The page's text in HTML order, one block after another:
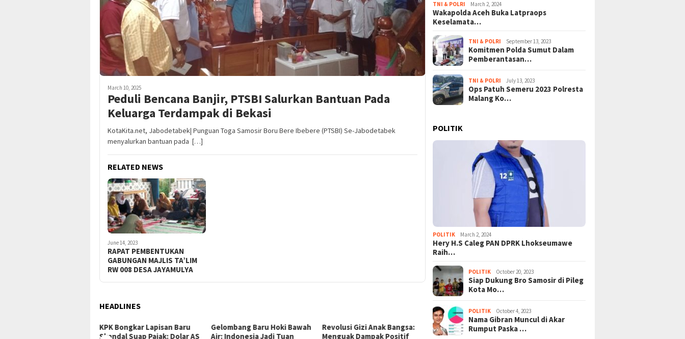
March 10, 2025
Peduli Bencana Banjir, PTSBI Salurkan Bantuan Pada
Keluarga Terdampak di Bekasi
KotaKita.net, Jabodetabek| Punguan Toga Samosir Boru Bere Ibebere (PTSBI) Se-Jabodetabek
menyalurkan bantuan pada […]
RELATED NEWS
June 14, 2023
RAPAT PEMBENTUKAN
GABUNGAN MAJLIS TA’LIM
RW 008 DESA JAYAMULYA
HEADLINES
Skandal Suap Pajak: Dolar AS
Gelombang Baru Hoki Bawah
Air: Indonesia Jadi Tuan
Revolusi Gizi Anak Bangsa:
Menguak Dampak Positif
Pertarungan Udara Lawan
Amukan Api: BNPB Kerahkan
Potret Miris Pendidikan: SD
Negeri di Labura Menanti
TNI & POLRI March 2, 2024
Wakapolda Aceh Buka Latpraops
Keselamata…
TNI & POLRI September 13, 2023
Komitmen Polda Sumut Dalam
Pemberantasan…
TNI & POLRI July 13, 2023
Ops Patuh Semeru 2023 Polresta
Malang Ko…
POLITIK
POLITIK March 2, 2024
Hery H.S Caleg PAN DPRK Lhokseumawe
Raih…
POLITIK October 20, 2023
Siap Dukung Bro Samosir di Pileg
Kota Mo…
POLITIK October 4, 2023
Nama Gibran Muncul di Akar
Rumput Paska …